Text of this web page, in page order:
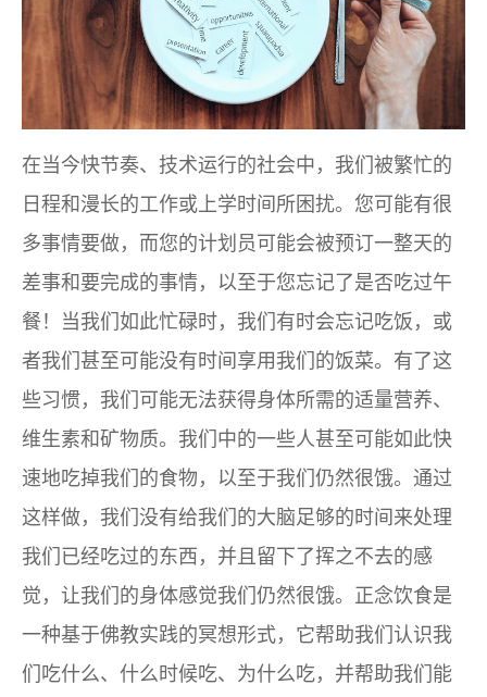
在当今快节奏、技术运行的社会中，我们被繁忙的
日程和漫长的工作或上学时间所困扰。您可能有很
多事情要做，而您的计划员可能会被预订一整天的
差事和要完成的事情，以至于您忘记了是否吃过午
餐！当我们如此忙碌时，我们有时会忘记吃饭，或
者我们甚至可能没有时间享用我们的饭菜。有了这
些习惯，我们可能无法获得身体所需的适量营养、
维生素和矿物质。我们中的一些人甚至可能如此快
速地吃掉我们的食物，以至于我们仍然很饿。通过
这样做，我们没有给我们的大脑足够的时间来处理
我们已经吃过的东西，并且留下了挥之不去的感
觉，让我们的身体感觉我们仍然很饿。正念饮食是
一种基于佛教实践的冥想形式，它帮助我们认识我
们吃什么、什么时候吃、为什么吃，并帮助我们能